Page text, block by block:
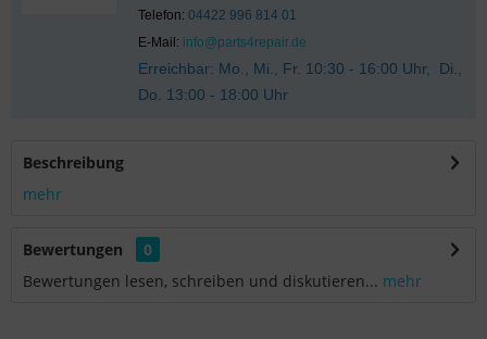
Telefon: 04422 996 814 01
E-Mail: info@parts4repair.de
Erreichbar: Mo., Mi., Fr. 10:30 - 16:00 Uhr, Di.,
Do. 13:00 - 18:00 Uhr
Beschreibung
mehr
Bewertungen
0
Bewertungen lesen, schreiben und diskutieren... mehr